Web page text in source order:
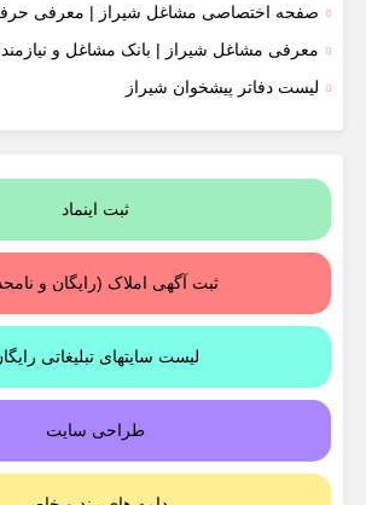
صفحه اختصاصی مشاغل شیراز | معرفی
معرفی مشاغل شیراز | بانک مشاغل و
لیست دفاتر پیشخوان شیراز
ثبت اینماد
ثبت آگهی املاک (رایگان و
لیست سایتهای تبلیغاتی
طراحی سایت